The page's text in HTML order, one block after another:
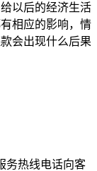
以后的经济生活
相应的影响，情
会出现什么后果
务热线电话向客